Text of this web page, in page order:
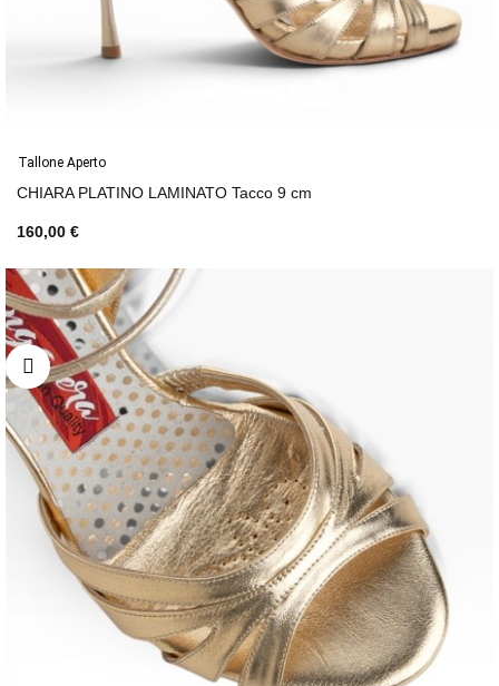
Tallone Aperto
CHIARA PLATINO LAMINATO Tacco 9 cm
160,00 €